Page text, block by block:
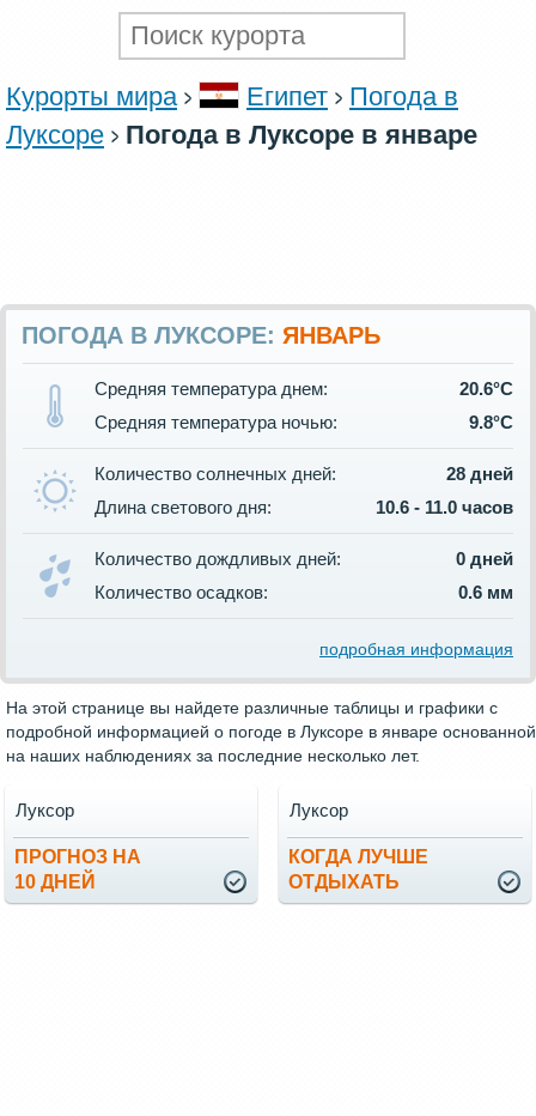
Курорты мира Египет
Погода в
Луксоре
Погода в Луксоре в январе
ПОГОДА В ЛУКСОРЕ: ЯНВАРЬ
Средняя температура днем:
20.6°C
Средняя температура ночью:
9.8°C
Количество солнечных дней:
28 дней
Длина светового дня:
10.6 - 11.0 часов
Количество дождливых дней:
0 дней
Количество осадков:
0.6 мм
подробная информация
На этой странице вы найдете различные таблицы и графики с
подробной информацией о погоде в Луксоре в январе основанной
на наших наблюдениях за последние несколько лет.
ПРОГНОЗ НА
10 ДНЕЙ
Луксор
КОГДА ЛУЧШЕ
ОТДЫХАТЬ
Луксор